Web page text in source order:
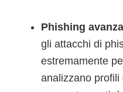
Phishing
gli attacchi di
estremamente
analizzano